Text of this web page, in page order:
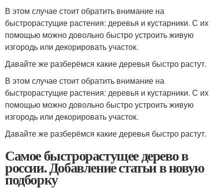
В этом случае стоит обратить внимание на
быстрорастущие растения: деревья и кустарники. С их
помощью можно довольно быстро устроить живую
изгородь или декорировать участок.
Давайте же разберёмся какие деревья быстро растут.
В этом случае стоит обратить внимание на
быстрорастущие растения: деревья и кустарники. С их
помощью можно довольно быстро устроить живую
изгородь или декорировать участок.
Давайте же разберёмся какие деревья быстро растут.
Самое быстрорастущее дерево в
россии. Добавление статьи в новую
подборку